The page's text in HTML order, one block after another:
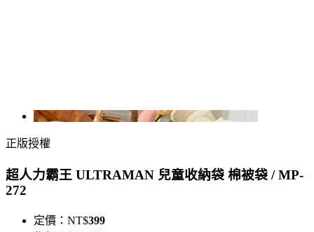
正版授權
超人力霸王 ULTRAMAN 兒童收納袋 棉被袋 / MP-
272
定價： NT$399